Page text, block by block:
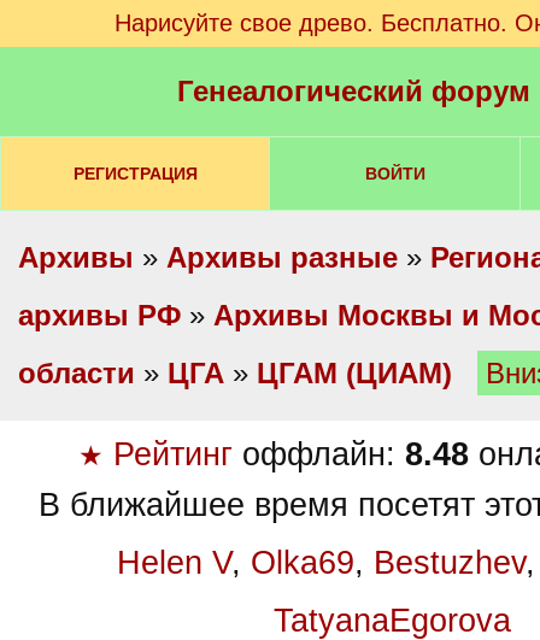
Нарисуйте свое древо. Бесплатно.
Генеалогический
РЕГИСТРАЦИЯ ВОЙТИ
Архивы » Архивы разные »
архивы РФ » Архивы Москвы и
области » ЦГА » ЦГАМ (ЦИАМ)
★ Рейтинг оффлайн: 8.48
В ближайшее время посетят
Helen V, Olka69, Bestuzhev
TatyanaEgorova